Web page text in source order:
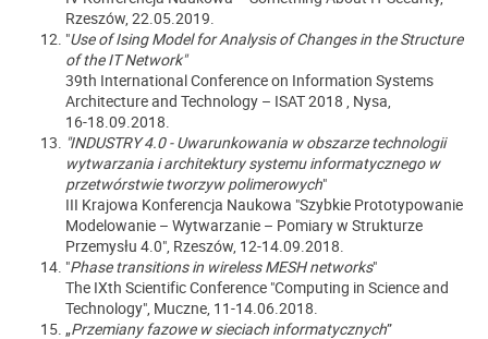
Rzeszów, 22.05.2019.
"Use of Ising Model for Analysis of Changes in the Structure
of the IT Network"
39th International Conference on Information Systems
Architecture and Technology – ISAT 2018 , Nysa,
16-18.09.2018.
"INDUSTRY 4.0 - Uwarunkowania w obszarze technologii
wytwarzania i architektury systemu informatycznego w
przetwórstwie tworzyw polimerowych"
III Krajowa Konferencja Naukowa "Szybkie Prototypowanie
Modelowanie – Wytwarzanie – Pomiary w Strukturze
Przemysłu 4.0", Rzeszów, 12-14.09.2018.
"Phase transitions in wireless MESH networks"
The IXth Scientific Conference "Computing in Science and
Technology", Muczne, 11-14.06.2018.
„Przemiany fazowe w sieciach informatycznych”